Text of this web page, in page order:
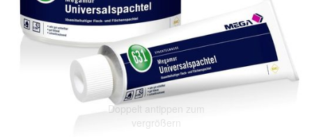
Doppelt antippen zum
vergrößern